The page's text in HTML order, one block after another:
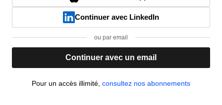
Continuer avec LinkedIn
ou par email
Continuer avec un email
Pour un accès illimité, consultez nos abonnements